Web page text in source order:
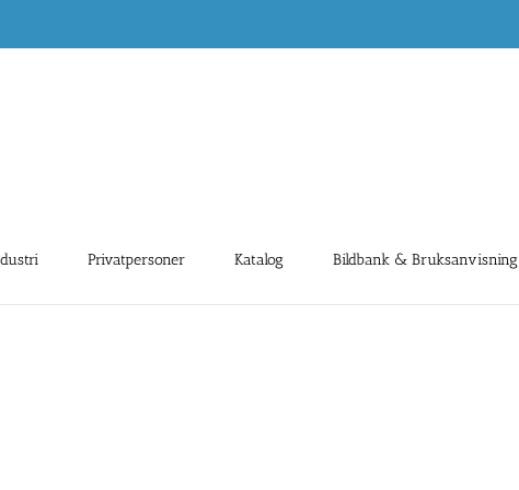
Privatpersoner Katalog Bildbank & Bruksanvisning